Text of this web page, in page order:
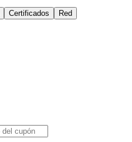
Certificados Red